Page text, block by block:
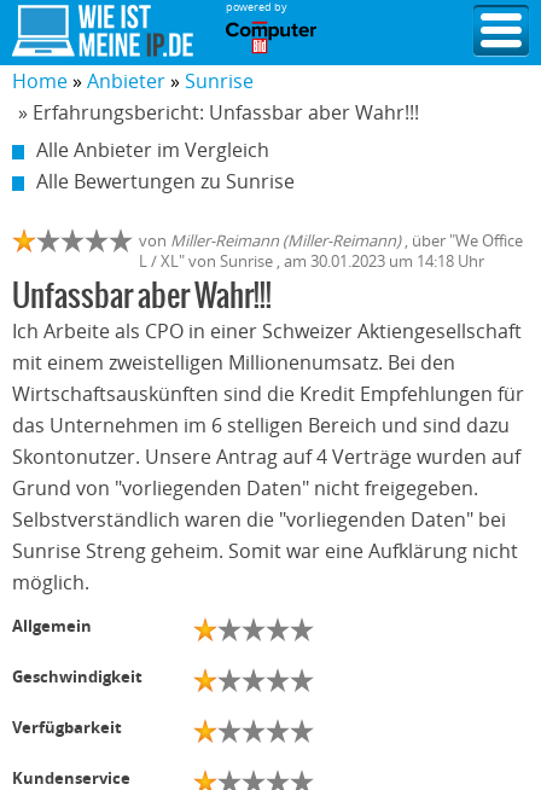
powered by
Home Anbieter
Sunrise
» Erfahrungsbericht: Unfassbar aber Wahr!!!
Alle Anbieter im Vergleich
Alle Bewertungen zu Sunrise
von Miller-Reimann (Miller-Reimann), über "We Office
L / XL" von Sunrise , am 30.01.2023 um 14:18 Uhr
Unfassbar aber Wahr!!!
Ich Arbeite als CPO in einer Schweizer Aktiengesellschaft
mit einem zweistelligen Millionenumsatz. Bei den
Wirtschaftsauskünften sind die Kredit Empfehlungen für
das Unternehmen im 6 stelligen Bereich und sind dazu
Skontonutzer. Unsere Antrag auf 4 Verträge wurden auf
Grund von "vorliegenden Daten" nicht freigegeben.
Selbstverständlich waren die "vorliegenden Daten" bei
Sunrise Streng geheim. Somit war eine Aufklärung nicht
möglich.
Allgemein
Geschwindigkeit
Verfügbarkeit
Kundenservice